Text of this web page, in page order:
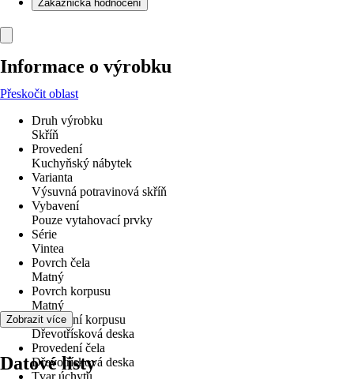
Zákaznická hodnocení
Informace o výrobku
Přeskočit oblast
Druh výrobku
Skříň
Provedení
Kuchyňský nábytek
Varianta
Výsuvná potravinová skříň
Vybavení
Pouze vytahovací prvky
Série
Vintea
Povrch čela
Matný
Povrch korpusu
Matný
Provedení korpusu
Dřevotřísková deska
Provedení čela
Dřevotřísková deska
Tvar úchytu
Zobrazit více
Datové listy